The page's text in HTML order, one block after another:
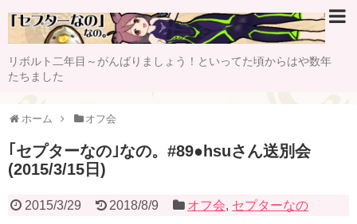
リボルト二年目～がんばりましょう！といってた頃からはや数年
たちました
ホーム オフ会
｢セプターなの｣なの。#89●hsuさん送別会
(2015/3/15日)
2015/3/29 2018/8/9 オフ会, セプターなの